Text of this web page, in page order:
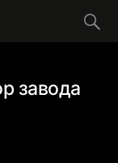
завода